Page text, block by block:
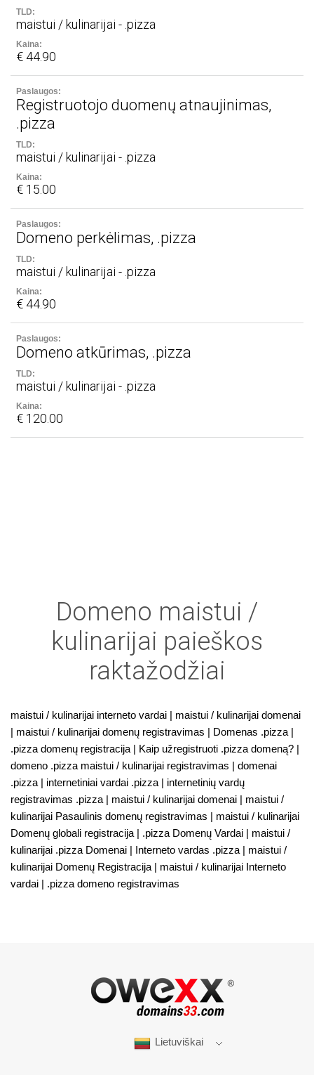
maistui / kulinarijai - .pizza
€ 44.90
Registruotojo duomenų atnaujinimas,
.pizza
maistui / kulinarijai - .pizza
€ 15.00
Domeno perkėlimas, .pizza
maistui / kulinarijai - .pizza
€ 44.90
Domeno atkūrimas, .pizza
maistui / kulinarijai - .pizza
€ 120.00
Domeno maistui /
kulinarijai paieškos
raktažodžiai
maistui / kulinarijai interneto vardai | maistui / kulinarijai domenai
| maistui / kulinarijai domenų registravimas | Domenas .pizza |
.pizza domenų registracija | Kaip užregistruoti .pizza domeną? |
domeno .pizza maistui / kulinarijai registravimas | domenai
.pizza | internetiniai vardai .pizza | internetinių vardų
registravimas .pizza | maistui / kulinarijai domenai | maistui /
kulinarijai Pasaulinis domenų registravimas | maistui / kulinarijai
Domenų globali registracija | .pizza Domenų Vardai | maistui /
kulinarijai .pizza Domenai | Interneto vardas .pizza | maistui /
kulinarijai Domenų Registracija | maistui / kulinarijai Interneto
vardai | .pizza domeno registravimas
Lietuviškai